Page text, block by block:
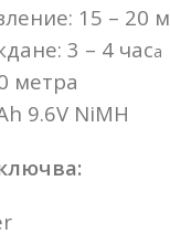
15 – 20
3 – 4 часа
метра
9.6V NiMH